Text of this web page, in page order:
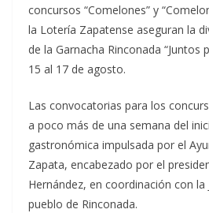
concursos “Comelones” y
la Lotería Zapatense aseguran la
de la Garnacha Rinconada “Juntos
15 al 17 de agosto.
Las convocatorias para los
a poco más de una semana del
gastronómica impulsada por el
Zapata, encabezado por el
Hernández, en coordinación con
pueblo de Rinconada.